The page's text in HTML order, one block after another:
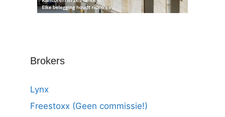
Brokers
Lynx
Freestoxx (Geen commissie!)